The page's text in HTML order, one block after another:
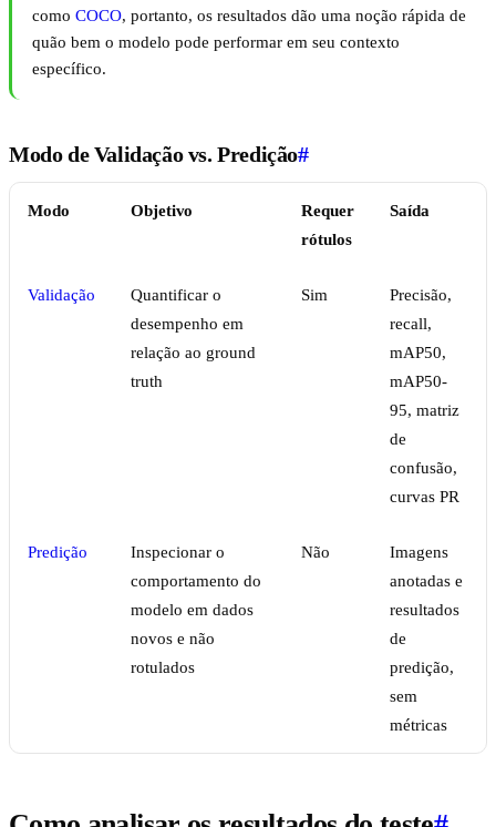
como COCO, portanto, os resultados dão uma noção rápida de
quão bem o modelo pode performar em seu contexto
específico.
Modo de Validação vs. Predição#
Modo Objetivo
Requer
rótulos
Saída
Validação
Quantificar o
desempenho em
relação ao ground
truth
Sim
Precisão,
recall,
mAP50,
mAP50-
95, matriz
de
confusão,
curvas PR
Predição
Inspecionar o
comportamento do
modelo em dados
novos e não
rotulados
Não
Imagens
anotadas e
resultados
de
predição,
sem
métricas